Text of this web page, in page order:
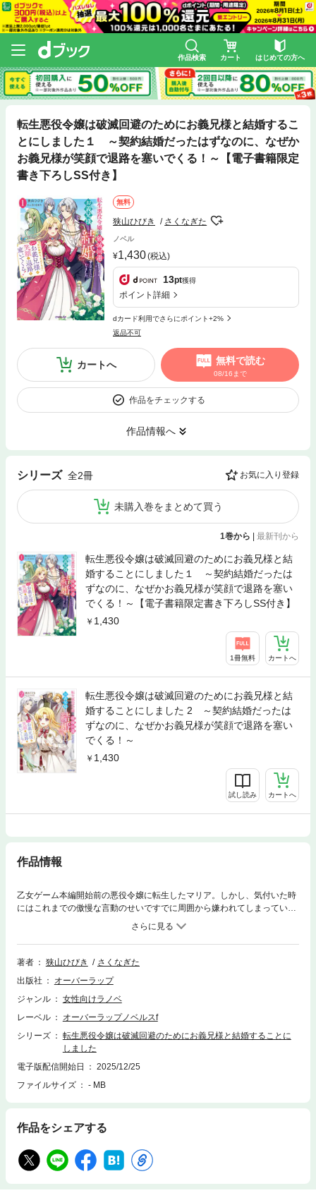
作品検索 カート はじめての方へ
転生悪役令嬢は破滅回避のためにお義兄様と結婚するこ
とにしました１ ～契約結婚だったはずなのに、なぜか
お義兄様が笑顔で退路を塞いでくる！～【電子書籍限定
書き下ろしSS付き】
無料
狭山ひびき さくなぎた
ノベル
1,430(税込)
13pt獲得
ポイント詳細
dカード利用でさらにポイント+2%
返品不可
カートへ 無料で読む
08/16まで
作品をチェックする
作品情報へ
シリーズ 全2冊 お気に入り登録
未購入巻をまとめて買う
1巻から 最新刊から
転生悪役令嬢は破滅回避のためにお義兄様と結
婚することにしました１ ～契約結婚だったは
ずなのに、なぜかお義兄様が笑顔で退路を塞い
でくる！～【電子書籍限定書き下ろしSS付き】
1,430
1冊無料 カートへ
転生悪役令嬢は破滅回避のためにお義兄様と結
婚することにしました 2 ～契約結婚だったは
ずなのに、なぜかお義兄様が笑顔で退路を塞い
でくる！～
1,430
試し読み カートへ
作品情報
乙女ゲーム本編開始前の悪役令嬢に転生したマリア。しかし、気付いた時
にはこれまでの傲慢な言動のせいですでに周囲から嫌われてしまってい
た！このままでは断罪ルートまっしぐら。焦ったマリアは「攻略対象以外
のキャラと先に結婚しておけばゲームの役割から解放されるはず！」と迷
案（？）を思い立ち、義兄・ジークハルトに求婚することに!!仮初の契約
結婚を提案したつもりだったのだが――「学園卒業までにとある条件を満
う？」どうやらお義兄様の方はマリアを手放す気がないようで!?お義兄様
に振り回されながらも破滅回避を目指して突き進むマリアの行動は、やが
ントが次々と発生!?解決に奔走するうちに、マリアを嫌っていた攻略対象
達まで態度を変え始めて――？ちょっぴりポンコツな愛され悪役令嬢によ
る破滅回避ラブファンタジー！【電子書籍限定書き下ろしSS付き】「お兄
様の意地悪スイッチ」収録
著者 狭山ひびき
さくなぎた
出版社
オーバーラップ
ジャンル
女性向けラノベ
レーベル
オーバーラップノベルスf
シリーズ
転生悪役令嬢は破滅回避のためにお義兄様と結婚することに
しました
電子版配信開始日
2025/12/25
ファイルサイズ
- MB
作品をシェアする